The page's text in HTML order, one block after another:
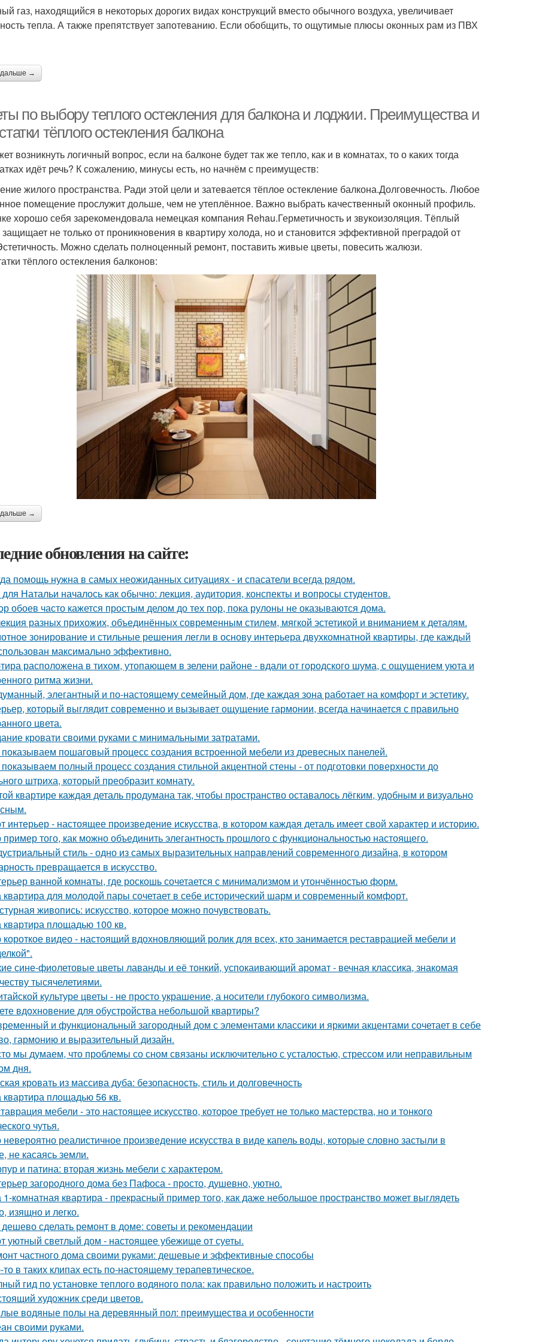
газ, находящийся в некоторых дорогих видах конструкций вместо обычного воздуха, увеличивает
тепла. А также препятствует запотеванию. Если обобщить, то ощутимые плюсы оконных рам из ПВХ
дальше →
по выбору теплого остекления для балкона и лоджии. Преимущества и
тёплого остекления балкона
возникнуть логичный вопрос, если на балконе будет так же тепло, как и в комнатах, то о каких тогда
идёт речь? К сожалению, минусы есть, но начнём с преимуществ:
жилого пространства. Ради этой цели и затевается тёплое остекление балкона.Долговечность. Любое
помещение прослужит дольше, чем не утеплённое. Важно выбрать качественный оконный профиль.
хорошо себя зарекомендовала немецкая компания Rehau.Герметичность и звукоизоляция. Тёплый
защищает не только от проникновения в квартиру холода, но и становится эффективной преградой от
Можно сделать полноценный ремонт, поставить живые цветы, повесить жалюзи.
тёплого остекления балконов:
дальше →
обновления на сайте:
помощь нужна в самых неожиданных ситуациях - и спасатели всегда рядом.
Натальи началось как обычно: лекция, аудитория, конспекты и вопросы студентов.
обоев часто кажется простым делом до тех пор, пока рулоны не оказываются дома.
разных прихожих, объединённых современным стилем, мягкой эстетикой и вниманием к деталям.
зонирование и стильные решения легли в основу интерьера двухкомнатной квартиры, где каждый
максимально эффективно.
расположена в тихом, утопающем в зелени районе - вдали от городского шума, с ощущением уюта и
ритма жизни.
элегантный и по-настоящему семейный дом, где каждая зона работает на комфорт и эстетику.
который выглядит современно и вызывает ощущение гармонии, всегда начинается с правильно
цвета.
кровати своими руками с минимальными затратами.
пошаговый процесс создания встроенной мебели из древесных панелей.
полный процесс создания стильной акцентной стены - от подготовки поверхности до
штриха, который преобразит комнату.
квартире каждая деталь продумана так, чтобы пространство оставалось лёгким, удобным и визуально
интерьер - настоящее произведение искусства, в котором каждая деталь имеет свой характер и историю.
пример того, как можно объединить элегантность прошлого с функциональностью настоящего.
стиль - одно из самых выразительных направлений современного дизайна, в котором
превращается в искусство.
ванной комнаты, где роскошь сочетается с минимализмом и утончённостью форм.
квартира для молодой пары сочетает в себе исторический шарм и современный комфорт.
живопись: искусство, которое можно почувствовать.
квартира площадью 100 кв.
короткое видео - настоящий вдохновляющий ролик для всех, кто занимается реставрацией мебели и
сине-фиолетовые цветы лаванды и её тонкий, успокаивающий аромат - вечная классика, знакомая
тысячелетиями.
культуре цветы - не просто украшение, а носители глубокого символизма.
вдохновение для обустройства небольшой квартиры?
и функциональный загородный дом с элементами классики и яркими акцентами сочетает в себе
гармонию и выразительный дизайн.
мы думаем, что проблемы со сном связаны исключительно с усталостью, стрессом или неправильным
дня.
кровать из массива дуба: безопасность, стиль и долговечность
квартира площадью 56 кв.
мебели - это настоящее искусство, которое требует не только мастерства, но и тонкого
чутья.
невероятно реалистичное произведение искусства в виде капель воды, которые словно застыли в
не касаясь земли.
и патина: вторая жизнь мебели с характером.
загородного дома без Пафоса - просто, душевно, уютно.
1-комнатная квартира - прекрасный пример того, как даже небольшое пространство может выглядеть
изящно и легко.
дешево сделать ремонт в доме: советы и рекомендации
уютный светлый дом - настоящее убежище от суеты.
частного дома своими руками: дешевые и эффективные способы
то в таких клипах есть по-настоящему терапевтическое.
гид по установке теплого водяного пола: как правильно положить и настроить
художник среди цветов.
водяные полы на деревянный пол: преимущества и особенности
своими руками.